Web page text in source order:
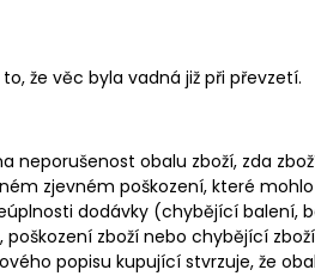
že věc byla vadná již při převzetí.
obalu zboží, zda
zjevném poškození, které
dodávky (chybějící balení,
zboží nebo chybějící
popisu kupující stvrzuje, že